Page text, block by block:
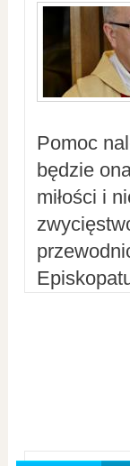
Pomoc
będzie
miłości i